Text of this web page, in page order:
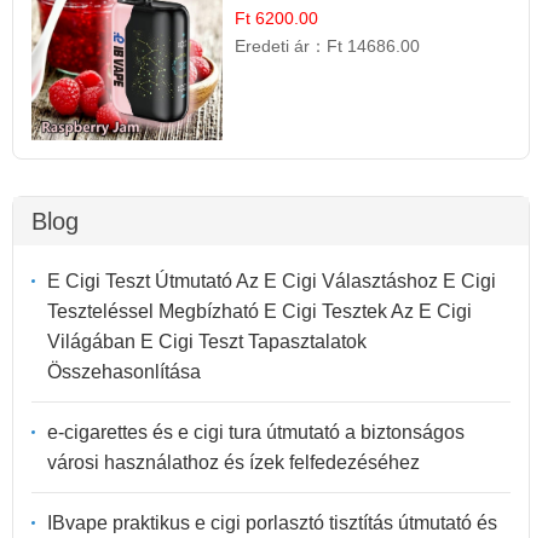
Ízélmény!
Ft 6200.00
Eredeti ár： Ft 14686.00
Blog
E Cigi Teszt Útmutató Az E Cigi Választáshoz E Cigi
Teszteléssel Megbízható E Cigi Tesztek Az E Cigi
Világában E Cigi Teszt Tapasztalatok
Összehasonlítása
e-cigarettes és e cigi tura útmutató a biztonságos
városi használathoz és ízek felfedezéséhez
IBvape praktikus e cigi porlasztó tisztítás útmutató és